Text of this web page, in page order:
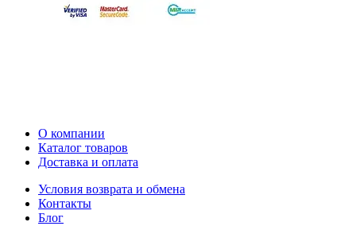
О компании
Каталог товаров
Доставка и оплата
Условия возврата и обмена
Контакты
Блог